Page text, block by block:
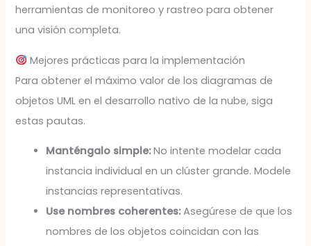
herramientas de monitoreo y rastreo para obtener
una visión completa.
Mejores prácticas para la implementación
Para obtener el máximo valor de los diagramas de
objetos UML en el desarrollo nativo de la nube, siga
estas pautas.
Manténgalo simple:No intente modelar cada
instancia individual en un clúster grande. Modele
instancias representativas.
Use nombres coherentes:Asegúrese de que los
nombres de los objetos coincidan con las